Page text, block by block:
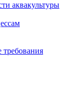
аквакультуры
требования